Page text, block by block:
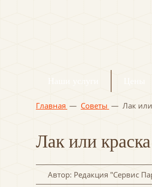
Наши услуги
Главная — Советы — Лак
Лак или краска
Автор: Редакция "Сервис